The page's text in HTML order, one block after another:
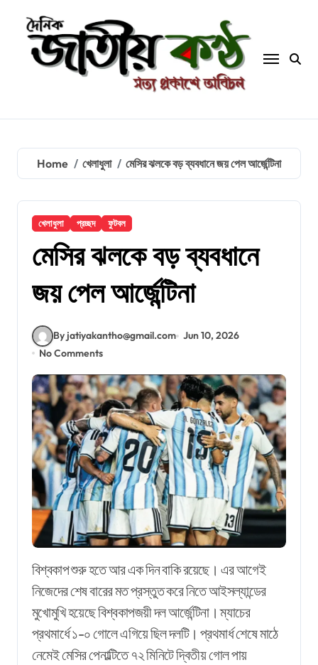
content
Home খেলাধুলা মেসির ঝলকে বড় ব্যবধানে জয় পেল আর্জেন্টিনা
খেলাধুলা প্রচ্ছদ ফুটবল
মেসির ঝলকে বড় ব্যবধানে
জয় পেল আর্জেন্টিনা
By jatiyakantho@gmail.com Jun 10, 2026
No Comments
বিশ্বকাপ শুরু হতে আর এক দিন বাকি রয়েছে। এর আগেই
নিজেদের শেষ বারের মত প্রস্তুত করে নিতে আইসল্যান্ডের
মুখোমুখি হয়েছে বিশ্বকাপজয়ী দল আর্জেন্টিনা। ম্যাচের
প্রথমার্ধে ১-০ গোলে এগিয়ে ছিল দলটি। প্রথমার্ধ শেষে মাঠে
নেমেই মেসির পেনাল্টিতে ৭২ মিনিটে দ্বিতীয় গোল পায়